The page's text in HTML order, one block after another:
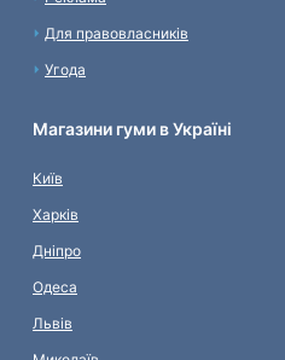
Для правовласників
Угода
Магазини гуми в Україні
Київ
Харків
Дніпро
Одеса
Львів